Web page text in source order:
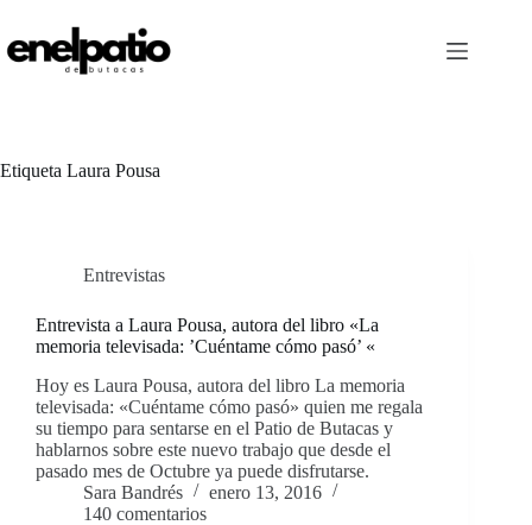
contenido
Etiqueta Laura Pousa
Entrevistas
Entrevista a Laura Pousa, autora del libro «La
memoria televisada: ’Cuéntame cómo pasó’ «
Hoy es Laura Pousa, autora del libro La memoria
televisada: «Cuéntame cómo pasó» quien me regala
su tiempo para sentarse en el Patio de Butacas y
hablarnos sobre este nuevo trabajo que desde el
pasado mes de Octubre ya puede disfrutarse.
Sara Bandrés
enero 13, 2016
140 comentarios